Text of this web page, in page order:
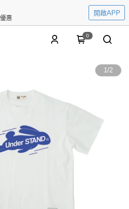
惠
開啟APP
0
1/2